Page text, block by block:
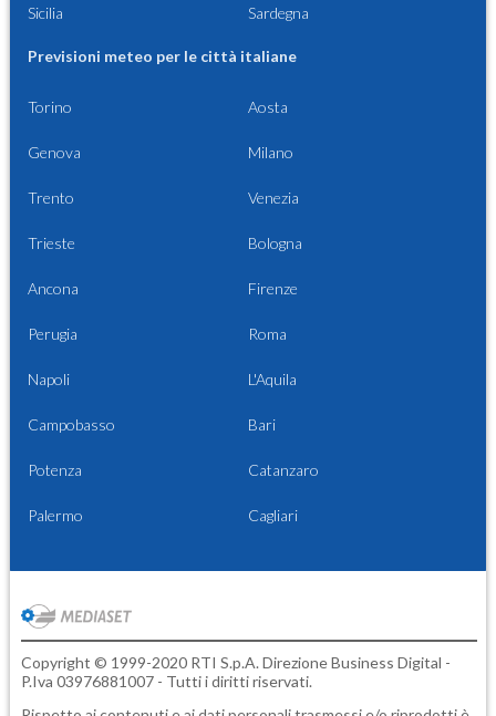
Sicilia Sardegna
Previsioni meteo per le città italiane
Torino Aosta
Genova Milano
Trento Venezia
Trieste Bologna
Ancona Firenze
Perugia Roma
Napoli L'Aquila
Campobasso Bari
Potenza Catanzaro
Palermo Cagliari
Copyright © 1999-2020 RTI S.p.A. Direzione Business Digital -
P.Iva 03976881007 - Tutti i diritti riservati.